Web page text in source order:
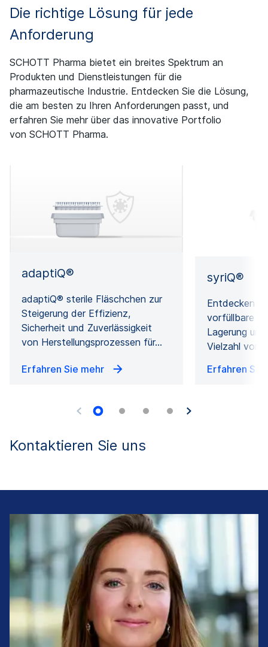
Die richtige Lösung für jede
Anforderung
SCHOTT Pharma bietet ein breites Spektrum an
Produkten und Dienstleistungen für die
pharmazeutische Industrie. Entdecken Sie die Lösung,
die am besten zu Ihren Anforderungen passt, und
erfahren Sie mehr über das innovative Portfolio
von SCHOTT Pharma.
adaptiQ®
adaptiQ® sterile Fläschchen zur
Steigerung der Effizienz,
Sicherheit und Zuverlässigkeit
von Herstellungsprozessen für…
Erfahren Sie mehr
syriQ®
Entdecken
vorfüllbare
Lagerung
Vielzahl von
Erfahren Sie
Kontaktieren Sie uns